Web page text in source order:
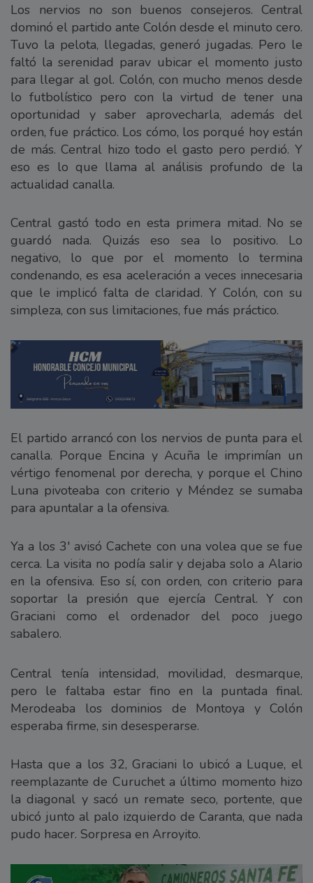
Los nervios no son buenos consejeros. Central
dominó el partido ante Colón desde el minuto cero.
Tuvo la pelota, llegadas, generó jugadas. Pero le
faltó la serenidad parav ubicar el momento justo
para llegar al gol. Colón, con mucho menos desde
lo futbolístico pero con la virtud de tener una
oportunidad y saber aprovecharla, además del
orden, fue práctico. Los cómo, los porqué hoy están
de más. Central hizo todo el gasto pero perdió. Y
eso es lo que llama al análisis profundo de la
actualidad canalla.
Central gastó todo en esta primera mitad. No se
guardó nada. Quizás eso sea lo positivo. Lo
negativo, lo que por el momento lo termina
condenando, es esa aceleración a veces innecesaria
que le implicó falta de claridad. Y Colón, con su
simpleza, con sus limitaciones, fue más práctico.
El partido arrancó con los nervios de punta para el
canalla. Porque Encina y Acuña le imprimían un
vértigo fenomenal por derecha, y porque el Chino
Luna pivoteaba con criterio y Méndez se sumaba
para apuntalar a la ofensiva.
Ya a los 3' avisó Cachete con una volea que se fue
cerca. La visita no podía salir y dejaba solo a Alario
en la ofensiva. Eso sí, con orden, con criterio para
soportar la presión que ejercía Central. Y con
Graciani como el ordenador del poco juego
sabalero.
Central tenía intensidad, movilidad, desmarque,
pero le faltaba estar fino en la puntada final.
Merodeaba los dominios de Montoya y Colón
esperaba firme, sin desesperarse.
Hasta que a los 32, Graciani lo ubicó a Luque, el
reemplazante de Curuchet a último momento hizo
la diagonal y sacó un remate seco, portente, que
ubicó junto al palo izquierdo de Caranta, que nada
pudo hacer. Sorpresa en Arroyito.